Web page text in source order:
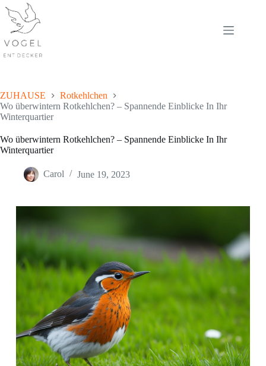
content
ZUHAUSE
Rotkehlchen
Wo überwintern Rotkehlchen? – Spannende Einblicke In Ihr
Winterquartier
Wo überwintern Rotkehlchen? – Spannende Einblicke In Ihr
Winterquartier
Carol June 19, 2023